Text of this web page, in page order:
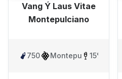
Vang Ý Laus Vitae
Montepulciano
750ml Montepulciano
15%